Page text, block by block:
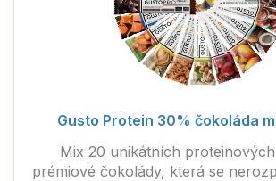
Gusto Protein 30% čokoláda
Mix 20 unikátních
prémiové čokolády, která se